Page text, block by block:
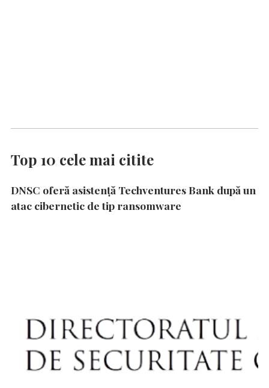
Top 10 cele mai citite
DNSC oferă asistență Techventures Bank după un
atac cibernetic de tip ransomware